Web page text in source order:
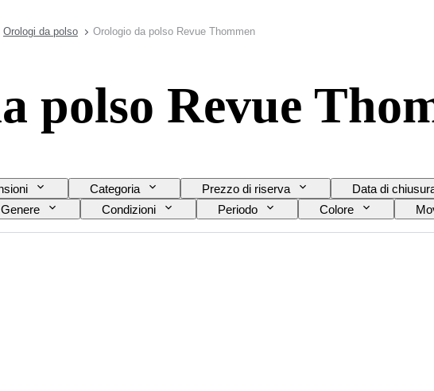
Orologi da polso Orologio da polso Revue Thommen
polso Revue
Categoria Prezzo di riserva
Data di
Genere Condizioni Periodo Colore
Lunghezza del cinturino dell’orologio Diametro della cassa